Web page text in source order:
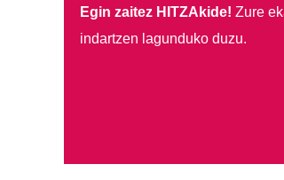
Egin zaitez HITZAkide! Zure
indartzen lagunduko duzu.